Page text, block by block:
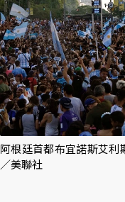
阿根廷首都布宜諾斯艾
／美聯社